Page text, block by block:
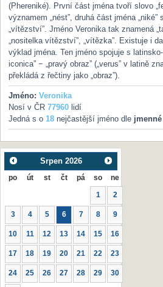
(Phereniké). První část jména tvoří slovo
významem „nést”, druhá část jména
„vítězství”. Jméno Veronika tak znamená
„nositelka vítězství”, „vítězka”. Existuje i
výklad jména. Ten jméno spojuje s
iconica” − „pravý obraz” („verus” v latině
překládá z řečtiny jako „obraz”).
Jméno: Veronika
Nosí v ČR 77960lidí
Jedná s o 18nejčastější jméno dle
Srpen 2026
po út st čt pá so ne
1 2
3 4 5 6 7 8 9
10 11 12 13 14 15 16
17 18 19 20 21 22 23
24 25 26 27 28 29 30